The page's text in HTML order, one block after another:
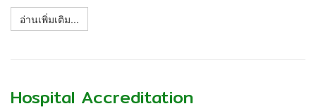
อ่านเพิ่มเติม...
Hospital Accreditation